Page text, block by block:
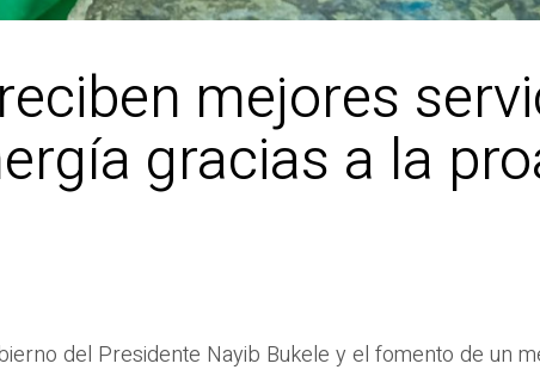
mejores
gracias a la
del Presidente Nayib Bukele y el fomento de un